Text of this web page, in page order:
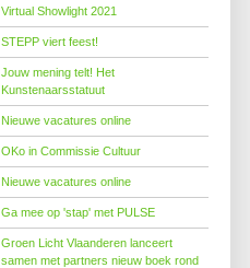
Virtual Showlight 2021
STEPP viert feest!
Jouw mening telt! Het
Kunstenaarsstatuut
Nieuwe vacatures online
OKo in Commissie Cultuur
Nieuwe vacatures online
Ga mee op 'stap' met PULSE
Groen Licht Vlaanderen lanceert
samen met partners nieuw boek rond